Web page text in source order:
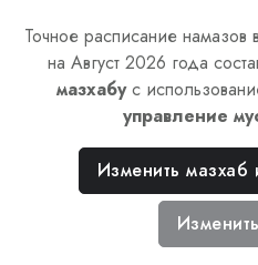
Точное расписание намазов
на Август 2026 года
мазхабус
управление
Изменить мазхаб